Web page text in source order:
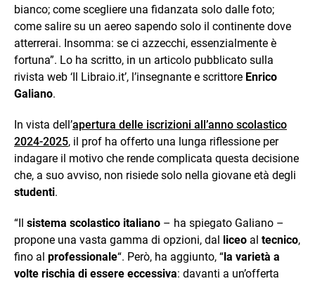
bianco; come scegliere una fidanzata solo dalle foto;
come salire su un aereo sapendo solo il continente dove
atterrerai. Insomma: se ci azzecchi, essenzialmente è
fortuna”. Lo ha scritto, in un articolo pubblicato sulla
rivista web ‘Il Libraio.it’, l’insegnante e scrittore Enrico
Galiano.
In vista dell’apertura delle iscrizioni all’anno scolastico
2024-2025, il prof ha offerto una lunga riflessione per
indagare il motivo che rende complicata questa decisione
che, a suo avviso, non risiede solo nella giovane età degli
studenti.
“Il sistema scolastico italiano – ha spiegato Galiano –
propone una vasta gamma di opzioni, dal liceo al tecnico,
fino al professionale“. Però, ha aggiunto, “la varietà a
volte rischia di essere eccessiva: davanti a un’offerta